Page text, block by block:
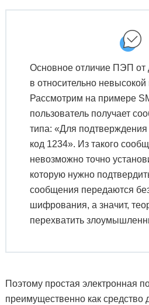
Основное отличие ПЭП от
в относительно
Рассмотрим на примере
пользователь получает
типа: «Для
код 1234». Из такого
невозможно точно
которую нужно
сообщения передаются
шифрования, а значит,
перехватить
Поэтому простая электронная
преимущественно как средство